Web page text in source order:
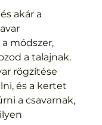
akár a
módszer,
a talajnak.
rögzítése
és a kertet
a csavarnak,